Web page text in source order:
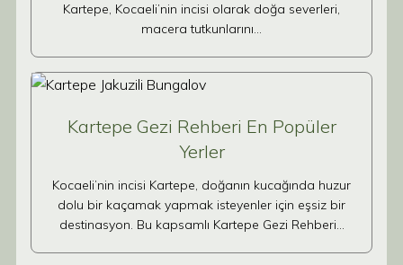
Kartepe, Kocaeli’nin incisi olarak doğa severleri,
macera tutkunlarını…
Kartepe Gezi Rehberi En Popüler
Yerler
Kocaeli’nin incisi Kartepe, doğanın kucağında huzur
dolu bir kaçamak yapmak isteyenler için eşsiz bir
destinasyon. Bu kapsamlı Kartepe Gezi Rehberi…